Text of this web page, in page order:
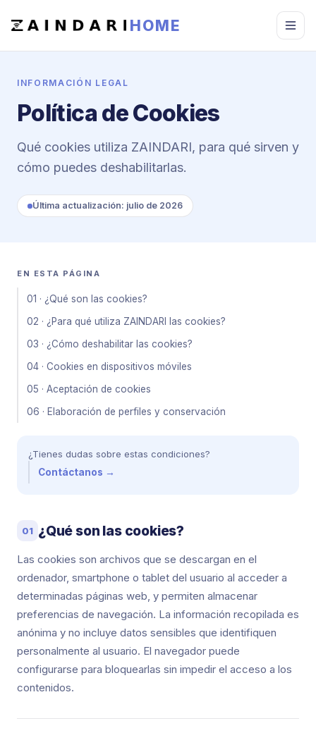
HOME
INFORMACIÓN LEGAL
Política de Cookies
Qué cookies utiliza ZAINDARI, para qué sirven y
cómo puedes deshabilitarlas.
Última actualización: julio de 2026
EN ESTA PÁGINA
01 · ¿Qué son las cookies?
02 · ¿Para qué utiliza ZAINDARI las cookies?
03 · ¿Cómo deshabilitar las cookies?
04 · Cookies en dispositivos móviles
05 · Aceptación de cookies
06 · Elaboración de perfiles y conservación
¿Tienes dudas sobre estas condiciones?
Contáctanos →
01 ¿Qué son las cookies?
Las cookies son archivos que se descargan en el
ordenador, smartphone o tablet del usuario al acceder a
determinadas páginas web, y permiten almacenar
preferencias de navegación. La información recopilada es
anónima y no incluye datos sensibles que identifiquen
personalmente al usuario. El navegador puede
configurarse para bloquearlas sin impedir el acceso a los
contenidos.